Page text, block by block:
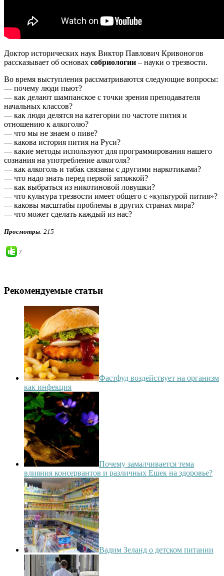
Доктор исторических наук Виктор Павлович Кривоногов
рассказывает об основах собриологии – науки о трезвости.
Во время выступления рассматриваются следующие вопросы:
— почему люди пьют?
— как делают шампанское с точки зрения преподавателя
начальных классов?
— как люди делятся на категории по частоте пития и
отношению к алкоголю?
— что мы не знаем о пиве?
— какова история пития на Руси?
— какие методы используют для программирования нашего
сознания на употребление алкоголя?
— как алкоголь и табак связаны с другими наркотиками?
— что надо знать перед первой затяжкой?
— как выбраться из никотиновой ловушки?
— что культура трезвости имеет общего с «культурой пития»?
— каковы масштабы проблемы в других странах мира?
— что может сделать каждый из нас?
Просмотры: 215
7
Рекомендуемые статьи
Фастфуд воздействует на организм
как инфекция
Почему замалчивается тема
влияния консервантов и различных Ешек на здоровье?
Вадим Зеланд о детском питании